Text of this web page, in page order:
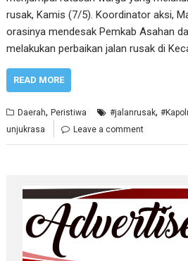
rusak, Kamis (7/5). Koordinator aksi,
orasinya mendesak Pemkab Asahan
melakukan perbaikan jalan rusak di
READ MORE
Daerah,Peristiwa #jalanrusak,
unjukrasa Leave a comment